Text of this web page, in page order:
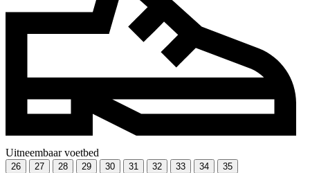
Uitneembaar voetbed
26 27 28 29 30 31 32 33 34 35